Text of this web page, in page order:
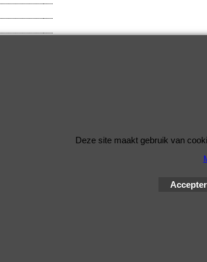
Deze site maakt gebruik van